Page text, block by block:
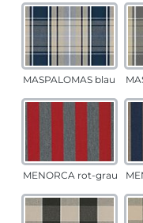
MASPALOMAS blau
MENORCA rot-grau